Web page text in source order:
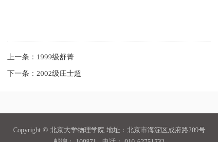
上一条： 1999级舒菁
下一条： 2002级庄士超
Copyright © 北京大学物理学院 地址：北京市海淀区成府路209号